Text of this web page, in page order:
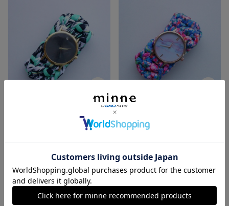
金アレ対応 伸縮バングルのズパウォッチ/グリーンオルテガ
展示中